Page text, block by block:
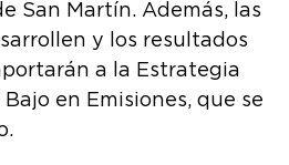
San Martín. Además, las
y los resultados
a la Estrategia
en Emisiones, que se